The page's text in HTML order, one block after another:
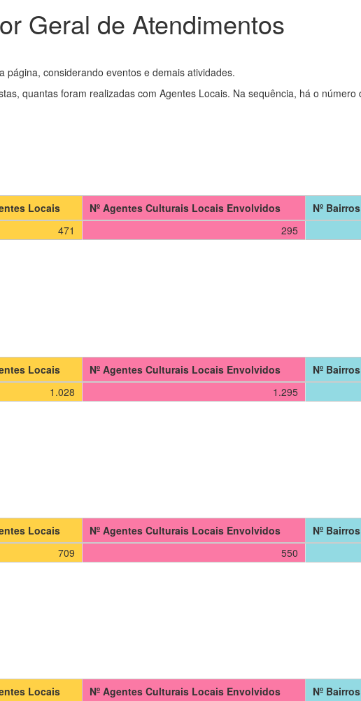
Geral de Atendimentos
considerando eventos e demais atividades.
quantas foram realizadas com Agentes Locais. Na sequência, há o número
Locais Nº Agentes Culturais Locais Envolvidos
Nº
471 295
Locais Nº Agentes Culturais Locais Envolvidos
Nº
1.028 1.295
Locais Nº Agentes Culturais Locais Envolvidos
Nº
709 550
Locais Nº Agentes Culturais Locais Envolvidos
Nº